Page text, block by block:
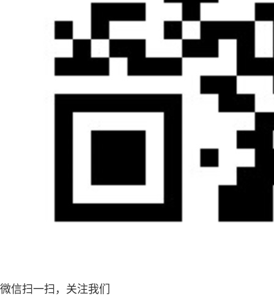
微信扫一扫，关注我们